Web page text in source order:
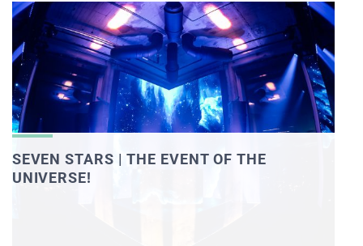
SEVEN STARS | THE EVENT OF THE
UNIVERSE!